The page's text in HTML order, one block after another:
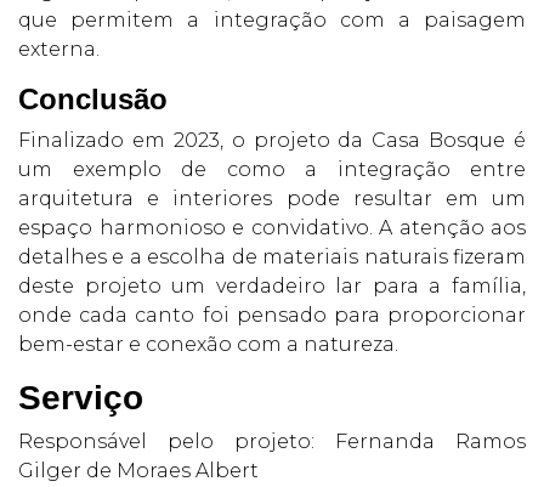
que permitem a integração com a paisagem
externa.
Conclusão
Finalizado em 2023, o projeto da Casa Bosque é
um exemplo de como a integração entre
arquitetura e interiores pode resultar em um
espaço harmonioso e convidativo. A atenção aos
detalhes e a escolha de materiais naturais fizeram
deste projeto um verdadeiro lar para a família,
onde cada canto foi pensado para proporcionar
bem-estar e conexão com a natureza.
Serviço
Responsável pelo projeto: Fernanda Ramos
Gilger de Moraes Albert